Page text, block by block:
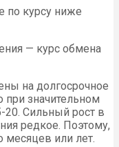
курсу ниже
— курс обмена
на долгосрочное
при значительном
20. Сильный рост в
редкое. Поэтому,
или лет.